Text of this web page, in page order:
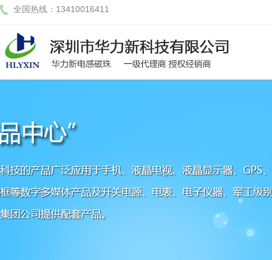
全国热线：13410016411